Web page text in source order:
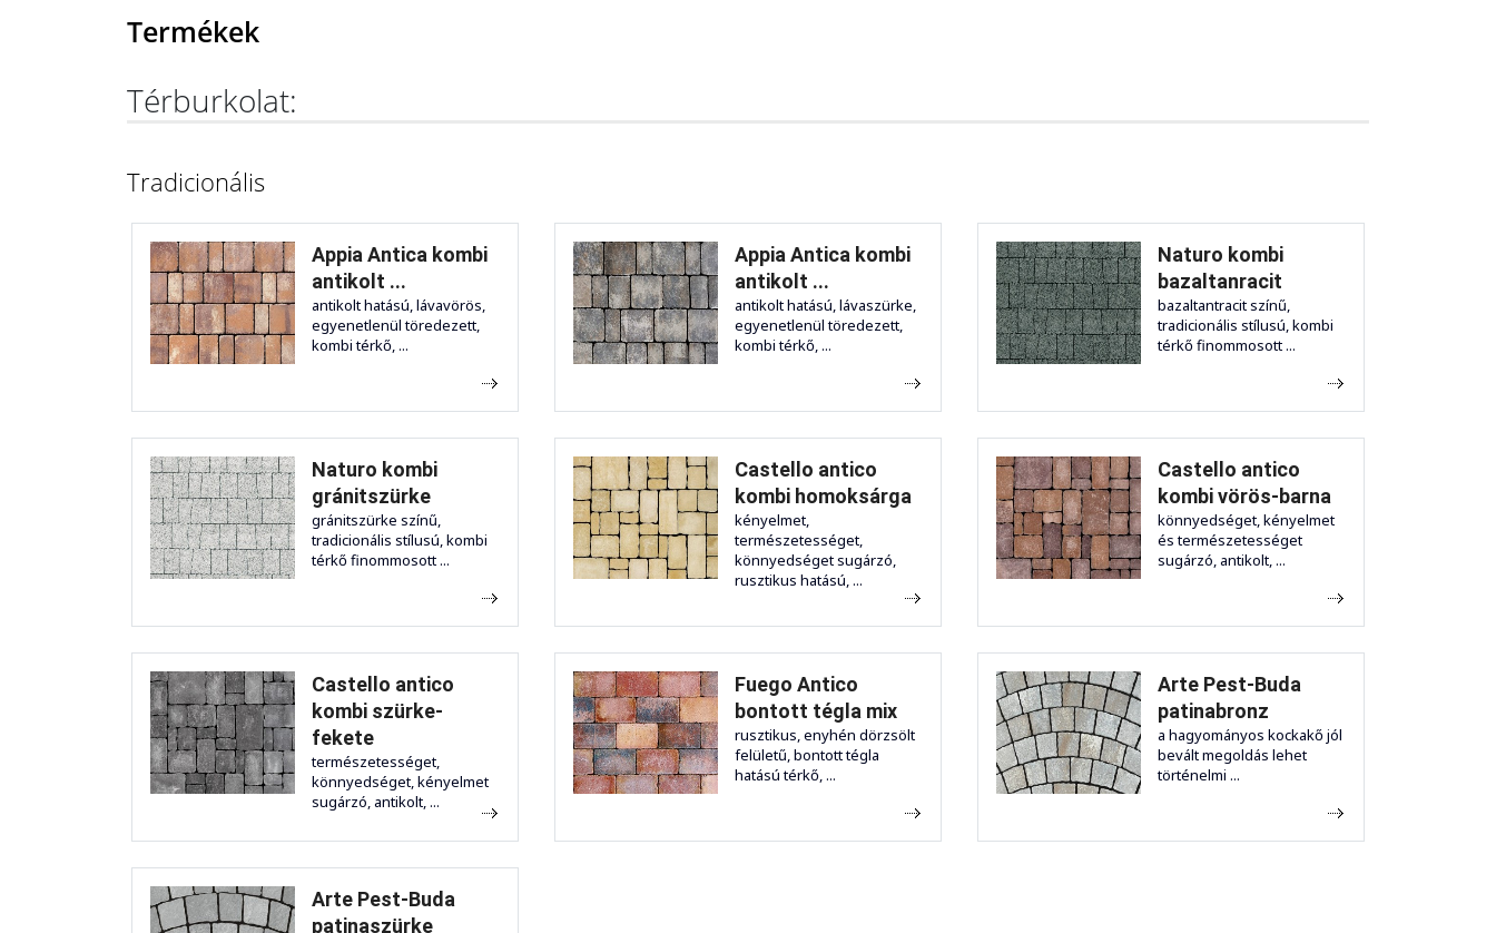
Termékek
Térburkolat:
Tradicionális
Appia Antica kombi
antikolt ...
antikolt hatású, lávavörös,
egyenetlenül töredezett,
kombi térkő, ...
Appia Antica kombi
antikolt ...
antikolt hatású, lávaszürke,
egyenetlenül töredezett,
kombi térkő, ...
Naturo kombi
bazaltanracit
bazaltantracit színű,
tradicionális stílusú, kombi
térkő finommosott ...
Naturo kombi
gránitszürke
gránitszürke színű,
tradicionális stílusú, kombi
térkő finommosott ...
Castello antico
kombi homoksárga
kényelmet,
természetességet,
könnyedséget sugárzó,
rusztikus hatású, ...
Castello antico
kombi vörös-barna
könnyedséget, kényelmet
és természetességet
sugárzó, antikolt, ...
Castello antico
kombi szürke-
fekete
természetességet,
könnyedséget, kényelmet
sugárzó, antikolt, ...
Fuego Antico
bontott tégla mix
rusztikus, enyhén dörzsölt
felületű, bontott tégla
hatású térkő, ...
Arte Pest-Buda
patinabronz
a hagyományos kockakő jól
bevált megoldás lehet
történelmi ...
Arte Pest-Buda
patinaszürke